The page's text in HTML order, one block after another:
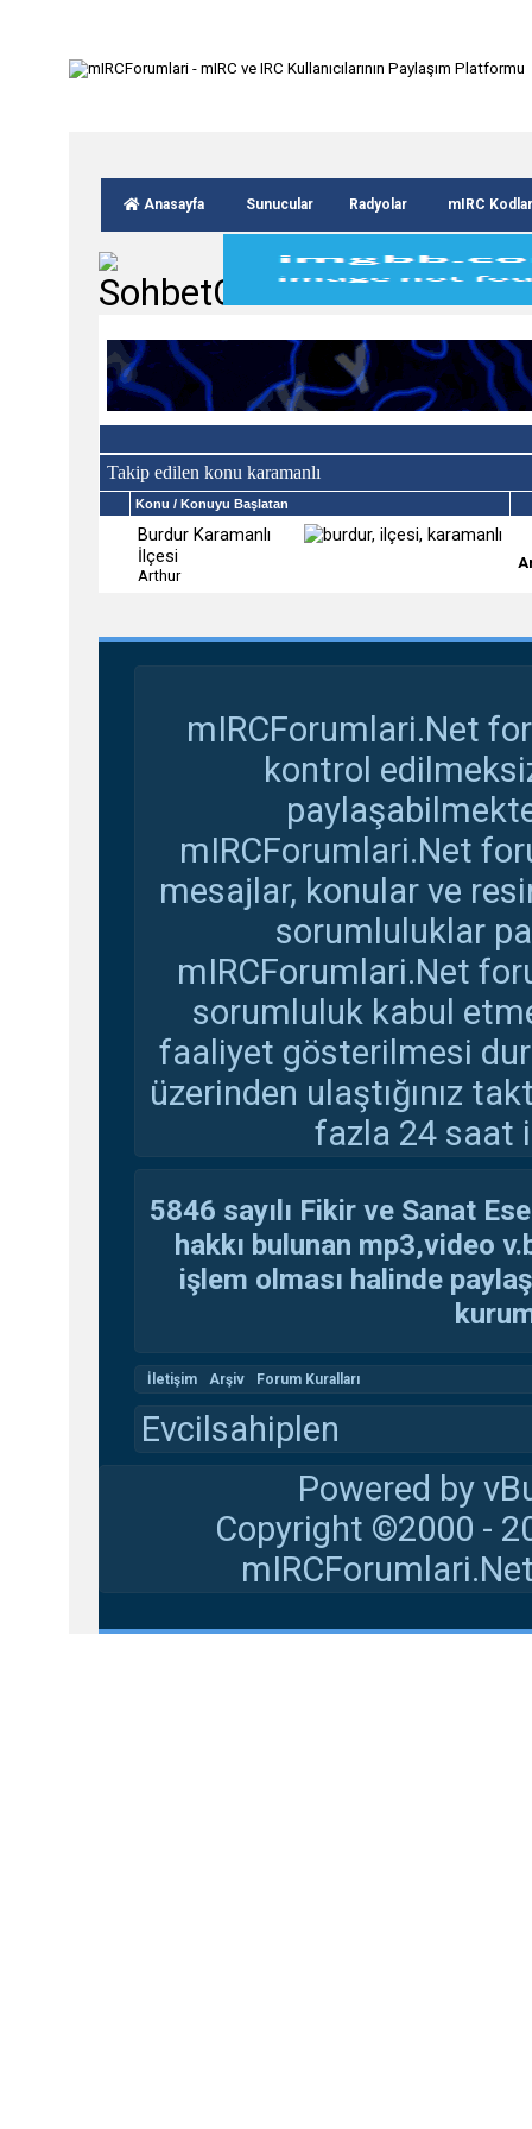
Anasayfa Sunucular Radyolar mIRC Kodlar
Takip edilen konu karamanlı
Konu / Konuyu Başlatan
Burdur Karamanlı
İlçesi
Arthur
mIRCForumlari.Net
kontrol
mIRCForumlari.Net
mesajlar, konular ve
sorumluluklar
mIRCForumlari.Net
sorumluluk kabul
faaliyet gösterilmesi
üzerinden ulaştığınız
fazla 24 saat
5846 sayılı Fikir ve Sanat
hakkı bulunan mp3,video
işlem olması halinde
İletişim Arşiv Forum Kuralları
Evcilsahiplen
Powered by
Copyright ©2000 -